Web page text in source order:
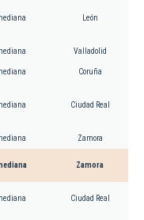
León
Valladolid
Coruña
Ciudad Real
Zamora
Zamora
Ciudad Real